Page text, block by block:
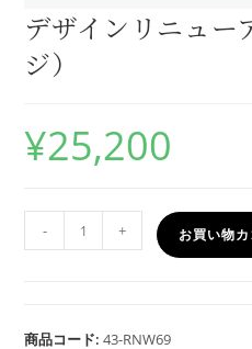
デザインリニュー
ジ）
¥25,200
- + お買い物
商品コード:43-RNW69